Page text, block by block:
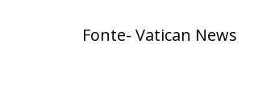
Fonte- Vatican News